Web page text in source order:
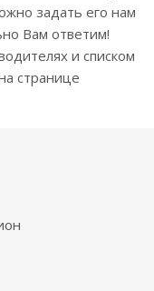
задать его нам
Вам ответим!
и списком
странице